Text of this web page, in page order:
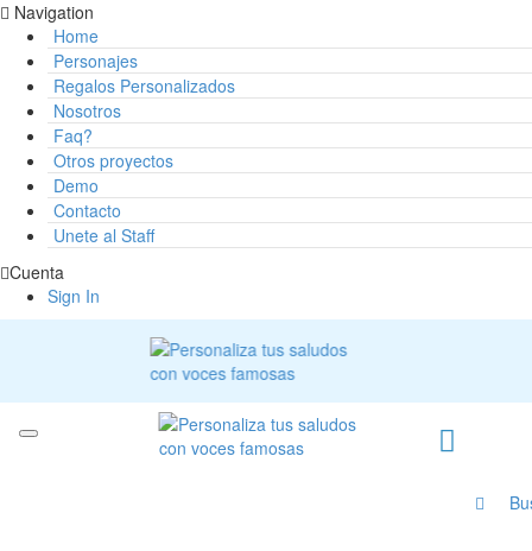
Navigation
Home
Personajes
Regalos Personalizados
Nosotros
Faq?
Otros proyectos
Demo
Contacto
Unete al Staff
Cuenta
Sign In